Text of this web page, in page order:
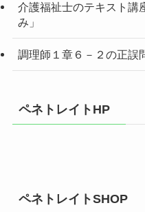
介護福祉士のテキスト講
み」
調理師１章６－２の正誤
ペネトレイトHP
ペネトレイトSHOP